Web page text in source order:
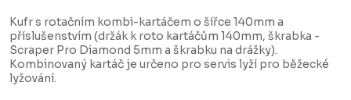
Kufr s rotačním kombi-kartáčem o šířce 140mm a
příslušenstvím (držák k roto kartáčům 140mm, škrabka -
Scraper Pro Diamond 5mm a škrabku na drážky).
Kombinovaný kartáč je určeno pro servis lyží pro běžecké
lyžování.